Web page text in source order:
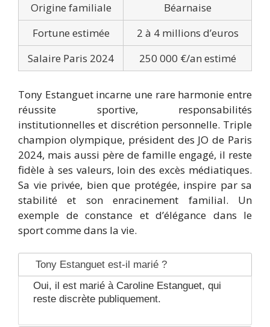
Origine familiale
Béarnaise
Fortune estimée
2 à 4 millions d’euros
Salaire Paris 2024
250 000 €/an estimé
Tony Estanguet incarne une rare harmonie entre
réussite sportive, responsabilités
institutionnelles et discrétion personnelle. Triple
champion olympique, président des JO de Paris
2024, mais aussi père de famille engagé, il reste
fidèle à ses valeurs, loin des excès médiatiques.
Sa vie privée, bien que protégée, inspire par sa
stabilité et son enracinement familial. Un
exemple de constance et d’élégance dans le
sport comme dans la vie.
Tony Estanguet est-il marié ?
Oui, il est marié à Caroline Estanguet, qui
reste discrète publiquement.